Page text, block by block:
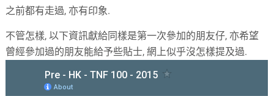
之前都有走過, 亦有印象.
不管怎樣, 以下資訊獻給同樣是第一次參加的朋友仔, 亦希望
曾經參加過的朋友能給予些貼士, 網上似乎沒怎樣提及過.